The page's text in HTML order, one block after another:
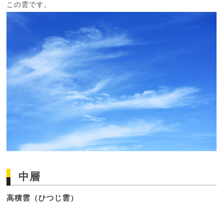
この雲です。
中層
高積雲（ひつじ雲）